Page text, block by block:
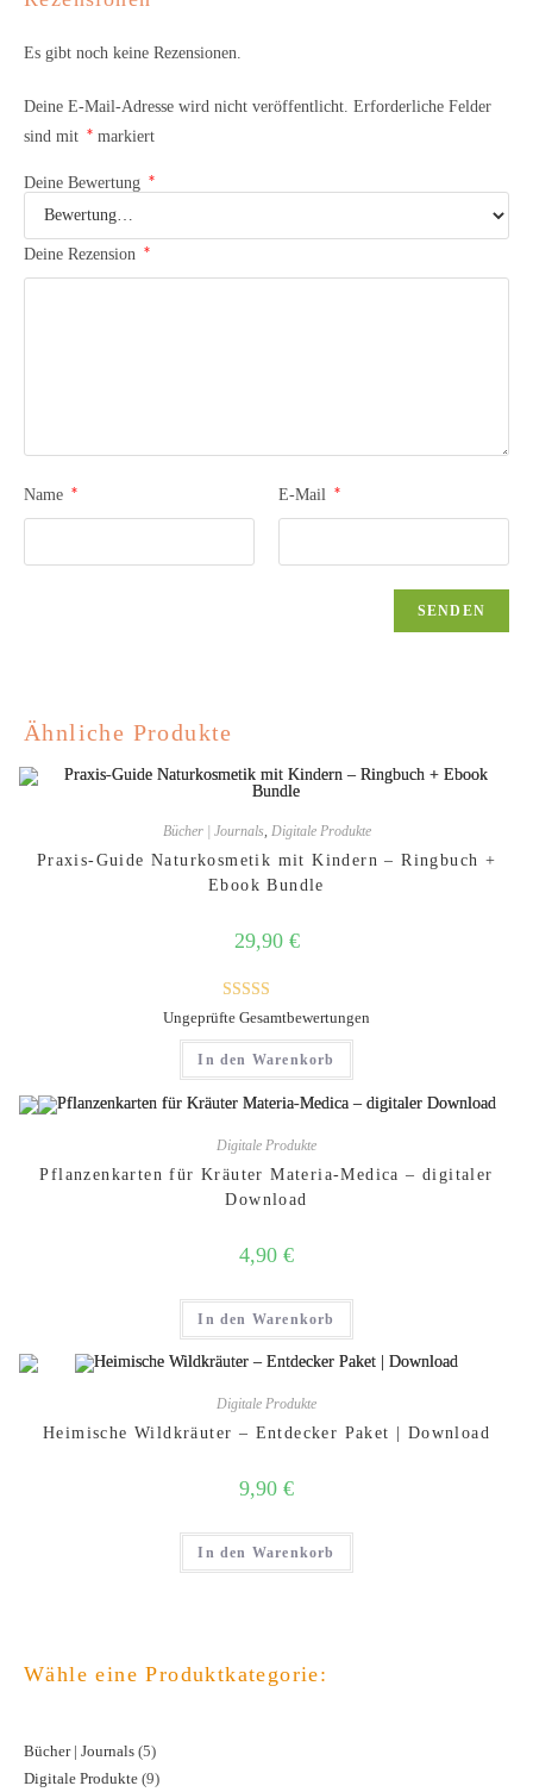
Es gibt noch keine Rezensionen.
Deine E-Mail-Adresse wird nicht veröffentlicht. Erforderliche Felder
sind mit
* markiert
Deine Bewertung *
Deine Rezension *
Name * E-Mail *
Ähnliche Produkte
Bücher | Journals Digitale Produkte
Praxis-Guide Naturkosmetik mit Kindern – Ringbuch +
Ebook Bundle
29,90 €
Bewertet mit
5.00von 5
Ungeprüfte Gesamtbewertungen
In den Warenkorb
Digitale Produkte
Pflanzenkarten für Kräuter Materia-Medica – digitaler
Download
4,90 €
In den Warenkorb
Digitale Produkte
Heimische Wildkräuter – Entdecker Paket | Download
9,90 €
In den Warenkorb
Wähle eine Produktkategorie:
Bücher | Journals 55
Produkte
Digitale Produkte 99